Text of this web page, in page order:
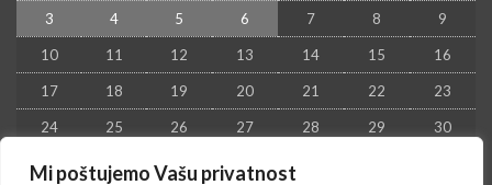
Mi poštujemo Vašu privatnost
3 4 5 6 7 8 9
10 11 12 13 14 15 16
17 18 19 20 21 22 23
24 25 26 27 28 29 30
31